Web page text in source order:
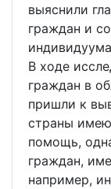
выяснили
граждан и
В ходе
граждан в
пришли к
страны
помощь,
граждан,
например,